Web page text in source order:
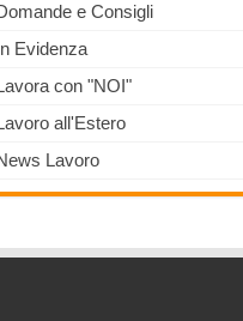
e Consigli
Evidenza
con "NOI"
all'Estero
Lavoro